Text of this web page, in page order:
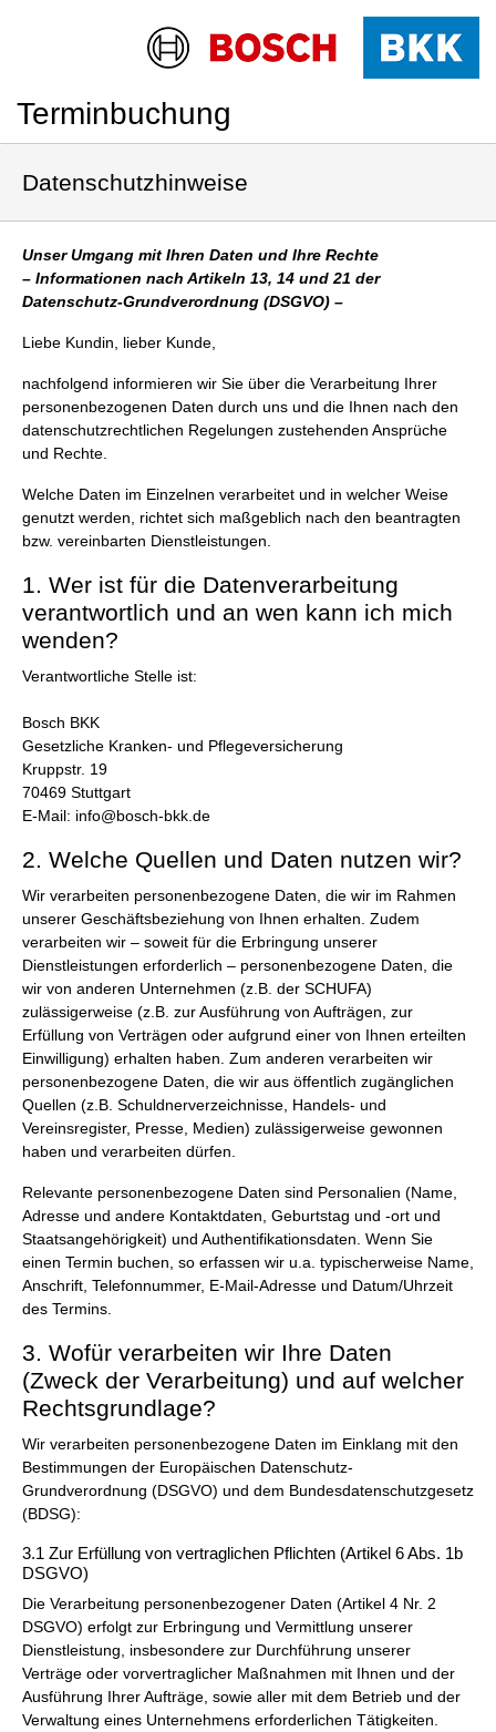
Terminbuchung
Datenschutzhinweise
Unser Umgang mit Ihren Daten und Ihre Rechte
– Informationen nach Artikeln 13, 14 und 21 der
Datenschutz-Grundverordnung (DSGVO) –
Liebe Kundin, lieber Kunde,
nachfolgend informieren wir Sie über die Verarbeitung Ihrer
personenbezogenen Daten durch uns und die Ihnen nach den
datenschutzrechtlichen Regelungen zustehenden Ansprüche
und Rechte.
Welche Daten im Einzelnen verarbeitet und in welcher Weise
genutzt werden, richtet sich maßgeblich nach den beantragten
bzw. vereinbarten Dienstleistungen.
1. Wer ist für die Datenverarbeitung
verantwortlich und an wen kann ich mich
wenden?
Verantwortliche Stelle ist:
Bosch BKK
Gesetzliche Kranken- und Pflegeversicherung
Kruppstr. 19
70469 Stuttgart
E-Mail: info@bosch-bkk.de
2. Welche Quellen und Daten nutzen wir?
Wir verarbeiten personenbezogene Daten, die wir im Rahmen
unserer Geschäftsbeziehung von Ihnen erhalten. Zudem
verarbeiten wir – soweit für die Erbringung unserer
Dienstleistungen erforderlich – personenbezogene Daten, die
wir von anderen Unternehmen (z.B. der SCHUFA)
zulässigerweise (z.B. zur Ausführung von Aufträgen, zur
Erfüllung von Verträgen oder aufgrund einer von Ihnen erteilten
Einwilligung) erhalten haben. Zum anderen verarbeiten wir
personenbezogene Daten, die wir aus öffentlich zugänglichen
Quellen (z.B. Schuldnerverzeichnisse, Handels- und
Vereinsregister, Presse, Medien) zulässigerweise gewonnen
haben und verarbeiten dürfen.
Relevante personenbezogene Daten sind Personalien (Name,
Adresse und andere Kontaktdaten, Geburtstag und -ort und
Staatsangehörigkeit) und Authentifikationsdaten. Wenn Sie
einen Termin buchen, so erfassen wir u.a. typischerweise Name,
Anschrift, Telefonnummer, E-Mail-Adresse und Datum/Uhrzeit
des Termins.
3. Wofür verarbeiten wir Ihre Daten
(Zweck der Verarbeitung) und auf welcher
Rechtsgrundlage?
Wir verarbeiten personenbezogene Daten im Einklang mit den
Bestimmungen der Europäischen Datenschutz-
Grundverordnung (DSGVO) und dem Bundesdatenschutzgesetz
(BDSG):
3.1 Zur Erfüllung von vertraglichen Pflichten (Artikel 6 Abs. 1b
DSGVO)
Die Verarbeitung personenbezogener Daten (Artikel 4 Nr. 2
DSGVO) erfolgt zur Erbringung und Vermittlung unserer
Dienstleistung, insbesondere zur Durchführung unserer
Verträge oder vorvertraglicher Maßnahmen mit Ihnen und der
Ausführung Ihrer Aufträge, sowie aller mit dem Betrieb und der
Verwaltung eines Unternehmens erforderlichen Tätigkeiten.